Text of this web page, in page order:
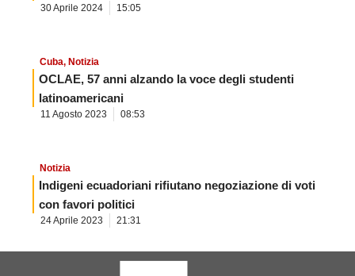
30 Aprile 2024 15:05
Cuba, Notizia
OCLAE, 57 anni alzando la voce degli studenti
latinoamericani
11 Agosto 2023 08:53
Notizia
Indigeni ecuadoriani rifiutano negoziazione di voti
con favori politici
24 Aprile 2023 21:31